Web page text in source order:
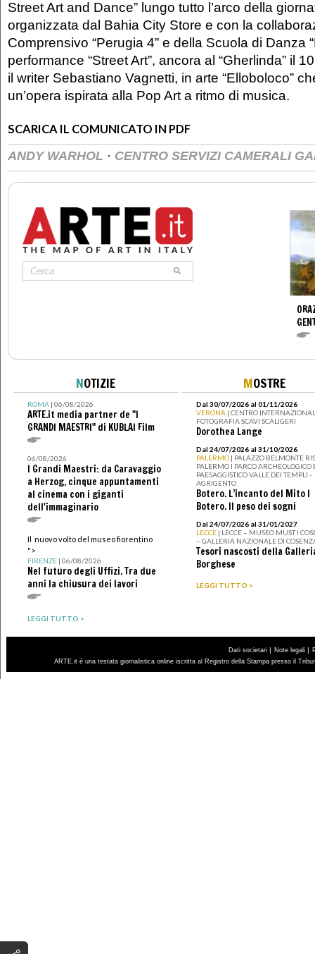
Street Art and Dance” lungo tutto l’arco della
organizzata dal Bahia City Store e con la
Comprensivo “Perugia 4” e della Scuola di Danza
performance “Street Art”, ancora al “Gherlinda” il
il writer Sebastiano Vagnetti, in arte “Elloboloco”
un’opera ispirata alla Pop Art a ritmo di musica.
SCARICA IL COMUNICATO IN PDF
ANDY WARHOL · CENTRO SERVIZI CAMERALI
NOTIZIE
ROMA| 06/08/2026
ARTE.it media partner de "I
GRANDI MAESTRI" di KUBLAI Film
06/08/2026
I Grandi Maestri: da Caravaggio
a Herzog, cinque appuntamenti
al cinema con i giganti
dell'immaginario
Il nuovo volto del museo fiorentino
">
FIRENZE| 06/08/2026
Nel futuro degli Uffizi. Tra due
anni la chiusura dei lavori
LEGGI TUTTO >
MOSTRE
Dal 30/07/2026 al 01/11/2026
VERONA | CENTRO
FOTOGRAFIA SCAVI SCALIGERI
Dorothea Lange
Dal 24/07/2026 al 31/10/2026
PALERMO | PALAZZO BELMONTE
PALERMO I PARCO ARCHEOLOGICO
PAESAGGISTICO VALLE DEI TEMPLI -
AGRIGENTO
Botero. L’incanto del Mito I
Botero. Il peso dei sogni
Dal 24/07/2026 al 31/01/2027
LECCE | LECCE – MUSEO MUST I
– GALLERIA NAZIONALE DI
Tesori nascosti della
Borghese
LEGGI TUTTO >
Dati societari | Note legali |
ARTE.it è una testata giornalistica online iscritta al Registro della Stampa presso il